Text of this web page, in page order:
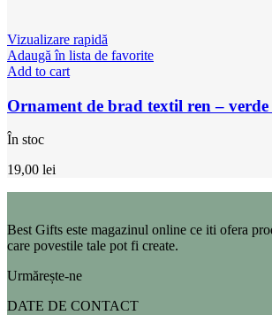
Vizualizare rapidă
Adaugă în lista de favorite
Add to cart
Ornament de brad textil ren – verde
În stoc
19,00 lei
Best Gifts este magazinul online ce iti ofera
care povestile tale pot fi create.
Urmărește-ne
DATE DE CONTACT